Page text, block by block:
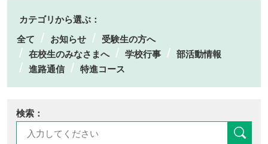
カテゴリから選ぶ：
全て
お知らせ
受験生の方へ
在校生のみなさまへ
学校行事
部活動情報
進路通信
特進コース
検索：